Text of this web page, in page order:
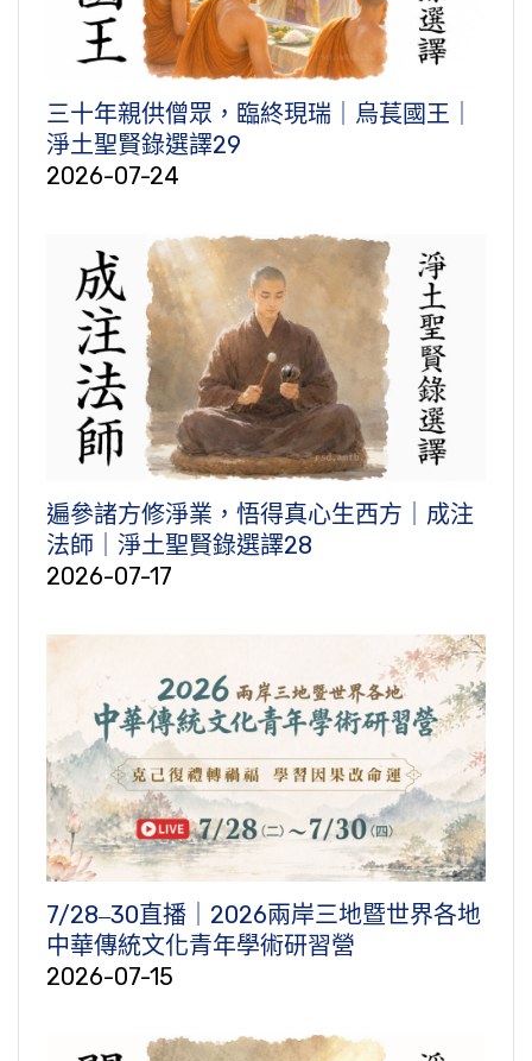
三十年親供僧眾，臨終現瑞｜烏萇國王｜
淨土聖賢錄選譯29
2026-07-24
遍參諸方修淨業，悟得真心生西方｜成注
法師｜淨土聖賢錄選譯28
2026-07-17
7/28‒30直播｜2026兩岸三地暨世界各地
中華傳統文化青年學術研習營
2026-07-15